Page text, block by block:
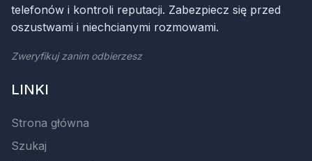
telefonów i kontroli reputacji. Zabezpiecz się przed
oszustwami i niechcianymi rozmowami.
Zweryfikuj zanim odbierzesz
LINKI
Strona główna
Szukaj